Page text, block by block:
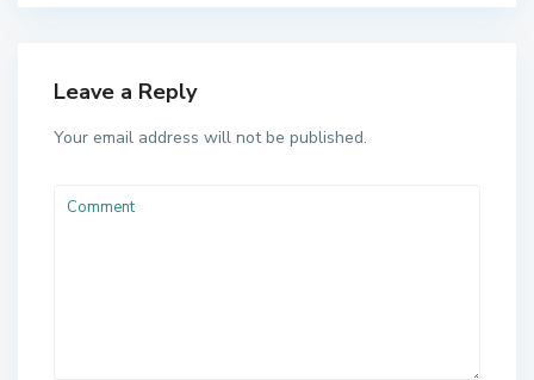
Leave a Reply
Your email address will not be published.